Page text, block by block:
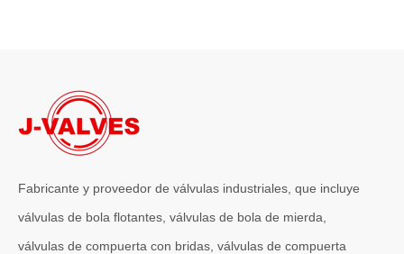
Fabricante y proveedor de válvulas industriales, que incluye
válvulas de bola flotantes, válvulas de bola de mierda,
válvulas de compuerta con bridas, válvulas de compuerta